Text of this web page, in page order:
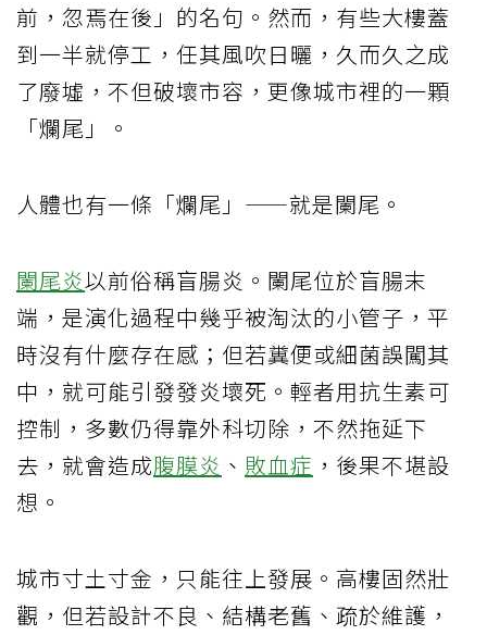
前，忽焉在後」的名句。然而，有些大樓蓋
到一半就停工，任其風吹日曬，久而久之成
了廢墟，不但破壞市容，更像城市裡的一顆
「爛尾」。
人體也有一條「爛尾」——就是闌尾。
闌尾炎以前俗稱盲腸炎。闌尾位於盲腸末
端，是演化過程中幾乎被淘汰的小管子，平
時沒有什麼存在感；但若糞便或細菌誤闖其
中，就可能引發發炎壞死。輕者用抗生素可
控制，多數仍得靠外科切除，不然拖延下
去，就會造成腹膜炎 、 敗血症 ，後果不堪設
想。
城市寸土寸金，只能往上發展。高樓固然壯
觀，但若設計不良、結構老舊、疏於維護，